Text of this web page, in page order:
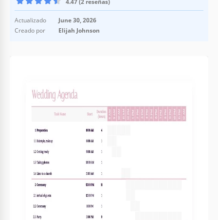
Actualizado
June 30, 2026
Creado por
Elijah Johnson